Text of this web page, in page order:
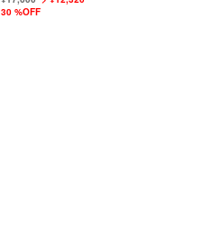
30 %OFF